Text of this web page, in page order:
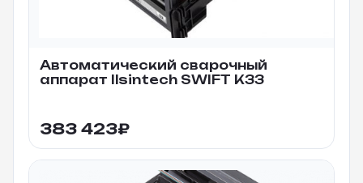
Автоматический сварочный
аппарат Ilsintech SWIFT K33
383 423₽